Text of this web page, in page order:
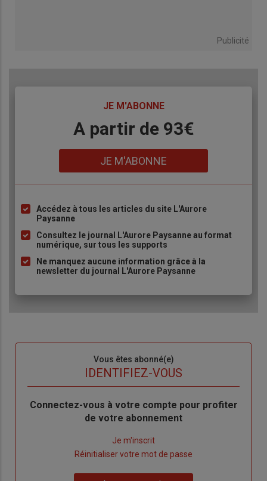
Publicité
JE M'ABONNE
A partir de 93€
JE M'ABONNE
Liste
puce
Accédez à tous les articles du site L'Aurore
Paysanne
Consultez le journal L'Aurore Paysanne au format
numérique, sur tous les supports
Ne manquez aucune information grâce à la
newsletter du journal L'Aurore Paysanne
Vous êtes abonné(e)
IDENTIFIEZ-VOUS
Body
Connectez-vous à votre compte pour profiter
de votre abonnement
Je m'inscrit
Réinitialiser votre mot de passe